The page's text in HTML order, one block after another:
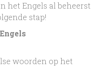
het Engels al beheerst
stap!
woorden op het